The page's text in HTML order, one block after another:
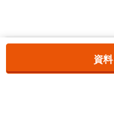
お気に入りに追加しま
資